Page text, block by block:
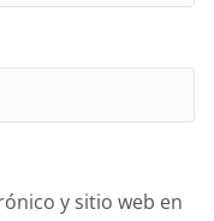
y sitio web en